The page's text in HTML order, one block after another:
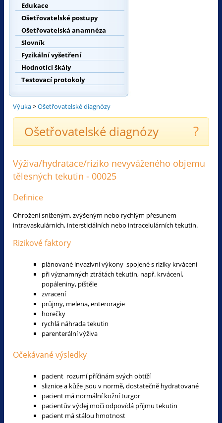
Edukace
Ošetřovatelské postupy
Ošetřovatelská anamnéza
Slovník
Fyzikální vyšetření
Hodnotící škály
Testovací protokoly
Výuka>Ošetřovatelské diagnózy
Ošetřovatelské diagnózy ?
Výživa/hydratace/riziko nevyváženého objemu
tělesných tekutin - 00025
Definice
Ohrožení sníženým, zvýšeným nebo rychlým přesunem
intravaskulárních, intersticiálních nebo intracelulárních tekutin.
Rizikové faktory
plánované invazivní výkony spojené s riziky krvácení
při významných ztrátách tekutin, např. krvácení,
popáleniny, píštěle
zvracení
průjmy, melena, enteroragie
horečky
rychlá náhrada tekutin
parenterální výživa
Očekávané výsledky
pacient rozumí příčinám svých obtíží
sliznice a kůže jsou v normě, dostatečně hydratované
pacient má normální kožní turgor
pacientův výdej moči odpovídá příjmu tekutin
pacient má stálou hmotnost